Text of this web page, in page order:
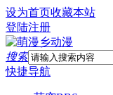
设为首页收藏本站
登陆注册
搜索
快捷导航